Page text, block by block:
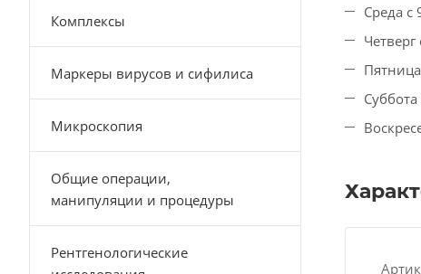
Среда с
Комплексы
Маркеры вирусов и сифилиса
Микроскопия
Общие операции,
манипуляции и процедуры
Рентгенологические